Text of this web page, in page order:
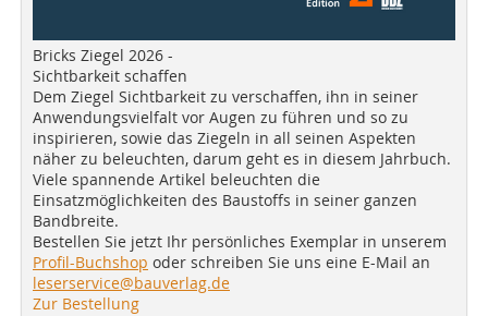
Bricks Ziegel 2026 -
Sichtbarkeit schaffen
Dem Ziegel Sichtbarkeit zu verschaffen, ihn in seiner
Anwendungsvielfalt vor Augen zu führen und so zu
inspirieren, sowie das Ziegeln in all seinen Aspekten
näher zu beleuchten, darum geht es in diesem Jahrbuch.
Viele spannende Artikel beleuchten die
Einsatzmöglichkeiten des Baustoffs in seiner ganzen
Bandbreite.
Bestellen Sie jetzt Ihr persönliches Exemplar in unserem
Profil-Buchshop oder schreiben Sie uns eine E-Mail an
leserservice@bauverlag.de
Zur Bestellung